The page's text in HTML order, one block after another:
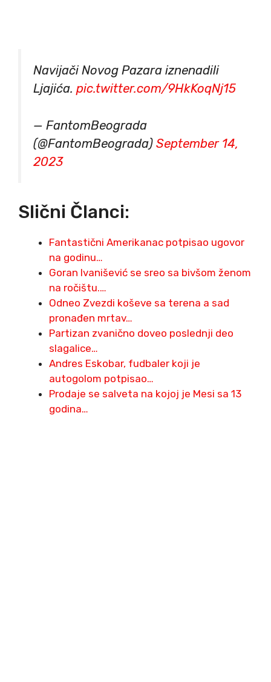
Navijači Novog Pazara iznenadili
Ljajića. pic.twitter.com/9HkKoqNj15
— FantomBeograda
(@FantomBeograda) September 14,
2023
Slični Članci:
Fantastični Amerikanac potpisao ugovor
na godinu…
Goran Ivanišević se sreo sa bivšom ženom
na ročištu.…
Odneo Zvezdi koševe sa terena a sad
pronađen mrtav…
Partizan zvanično doveo poslednji deo
slagalice…
Andres Eskobar, fudbaler koji je
autogolom potpisao…
Prodaje se salveta na kojoj je Mesi sa 13
godina…